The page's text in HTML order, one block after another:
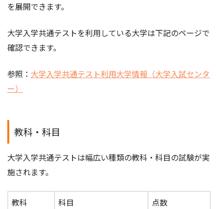
を展開できます。
大学入学共通テストを利用している大学は下記のページで
確認できます。
参照： 大学入学共通テスト利用大学情報（大学入試センタ
ー）
教科・科目
大学入学共通テストは幅広い種類の教科・科目の試験が実
施されます。
教科 科目
点数